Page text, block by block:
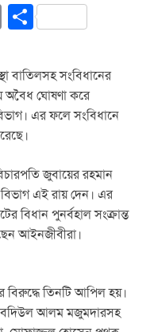
Pr
t
S
ar
e
বাতিলসহ সংবিধানের
অবৈধ ঘোষণা করে
এর ফলে সংবিধানে
জুবায়ের রহমান
এই রায় দেন। এর
বিধান পুনর্বহাল সংক্রান্ত
আইনজীবীরা।
বিরুদ্ধে তিনটি আপিল হয়।
বদিউল আলম মজুমদারসহ